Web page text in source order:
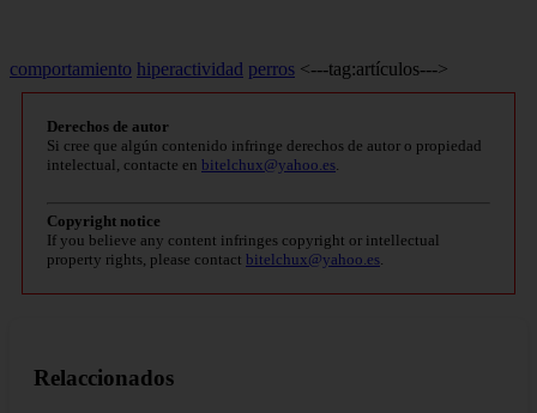
comportamiento hiperactividad perros <---tag:artículos--->
Derechos de autor
Si cree que algún contenido infringe derechos de autor o propiedad
intelectual, contacte en bitelchux@yahoo.es.
Copyright notice
If you believe any content infringes copyright or intellectual
property rights, please contact bitelchux@yahoo.es.
Relaccionados